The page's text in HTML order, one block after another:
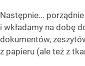
Następnie...
i wkładamy na dobę
dokumentów,
z papieru (ale też z